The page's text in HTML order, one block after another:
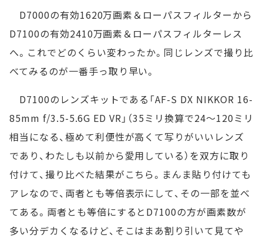
D7000の有効1620万画素＆ローパスフィルターから
D7100の有効2410万画素＆ローパスフィルターレス
へ。これでどのくらい変わったか。同じレンズで撮り比
べてみるのが一番手っ取り早い。
D7100のレンズキットである「AF-S DX NIKKOR 16-
85mm f/3.5-5.6G ED VR」（35ミリ換算で24～120ミリ
相当になる、極めて利便性が高くて写りがいいレンズ
であり、わたしも以前から愛用している）を双方に取り
付けて、撮り比べた結果がこちら。まんま貼り付けても
アレなので、両者とも等倍表示にして、その一部を並べ
てある。両者とも等倍にするとD7100の方が画素数が
多い分デカくなるけど、そこはまあ割り引いて見てや